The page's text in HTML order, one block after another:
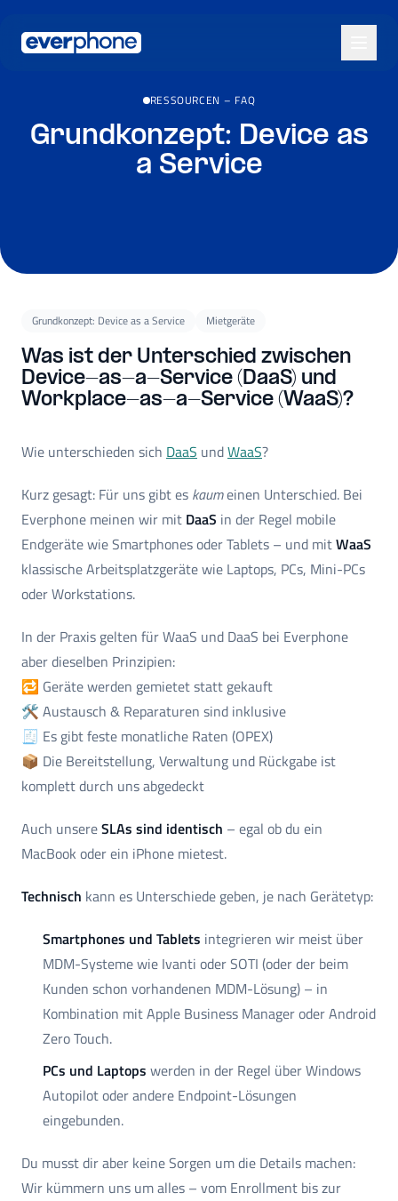
RESSOURCEN – FAQ
Grundkonzept: Device as
a Service
Grundkonzept: Device as a Service Mietgeräte
Was ist der Unterschied zwischen
Device-as-a-Service (DaaS) und
Workplace-as-a-Service (WaaS)?
Wie unterschieden sich DaaS undWaaS?
Kurz gesagt: Für uns gibt es kaumeinen Unterschied. Bei
Everphone meinen wir mit DaaS in der Regel mobile
Endgeräte wie Smartphones oder Tablets – und mitWaaS
klassische Arbeitsplatzgeräte wie Laptops, PCs, Mini-PCs
oder Workstations.
In der Praxis gelten für WaaS und DaaS bei Everphone
aber dieselben Prinzipien:
🔁 Geräte werden gemietet statt gekauft
🛠️ Austausch & Reparaturen sind inklusive
🧾 Es gibt feste monatliche Raten (OPEX)
📦 Die Bereitstellung, Verwaltung und Rückgabe ist
komplett durch uns abgedeckt
Auch unsereSLAs sind identisch – egal ob du ein
MacBook oder ein iPhone mietest.
Technisch kann es Unterschiede geben, je nach Gerätetyp:
Smartphones und Tablets integrieren wir meist über
MDM-Systeme wie Ivanti oder SOTI (oder der beim
Kunden schon vorhandenen MDM-Lösung) – in
Kombination mit Apple Business Manager oder Android
Zero Touch.
PCs und Laptops werden in der Regel über Windows
Autopilot oder andere Endpoint-Lösungen
eingebunden.
Du musst dir aber keine Sorgen um die Details machen:
Wir kümmern uns um alles – vom Enrollment bis zur